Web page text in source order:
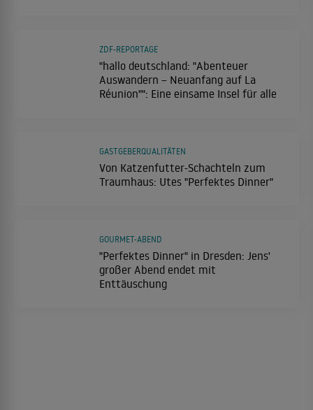
"hallo deutschland: "Abenteuer
Auswandern – Neuanfang auf La
Réunion"": Eine einsame Insel für alle
ZDF-REPORTAGE
Von Katzenfutter-Schachteln zum
Traumhaus: Utes "Perfektes Dinner"
GASTGEBERQUALITÄTEN
"Perfektes Dinner" in Dresden: Jens'
großer Abend endet mit
Enttäuschung
GOURMET-ABEND